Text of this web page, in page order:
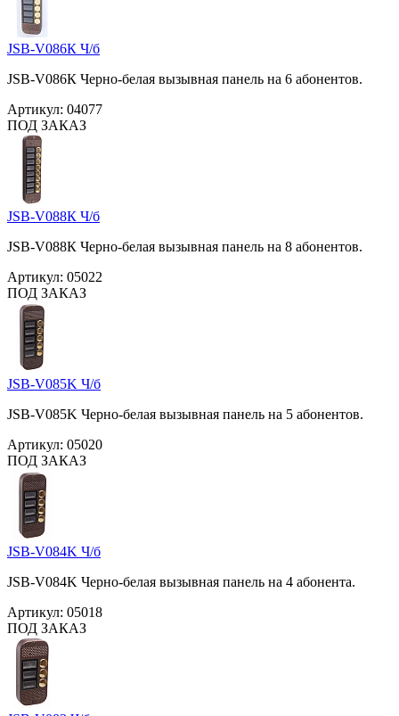
JSB-V086К Ч/б
JSB-V086К Черно-белая вызывная панель на 6 абонентов.
Артикул: 04077
ПОД ЗАКАЗ
JSB-V088К Ч/б
JSB-V088К Черно-белая вызывная панель на 8 абонентов.
Артикул: 05022
ПОД ЗАКАЗ
JSB-V085K Ч/б
JSB-V085K Черно-белая вызывная панель на 5 абонентов.
Артикул: 05020
ПОД ЗАКАЗ
JSB-V084K Ч/б
JSB-V084K Черно-белая вызывная панель на 4 абонента.
Артикул: 05018
ПОД ЗАКАЗ